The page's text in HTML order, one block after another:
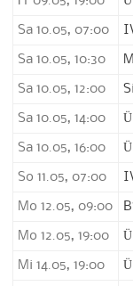
Sa 10.05, 07:00
Sa 10.05, 10:30
Sa 10.05, 12:00
Sa 10.05, 14:00
Sa 10.05, 16:00
So 11.05, 07:00
Mo 12.05, 09:00
Mo 12.05, 19:00
Mi 14.05, 19:00